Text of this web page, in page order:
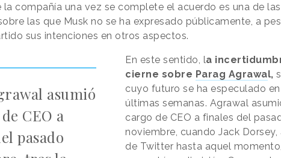
la compañía una vez se complete el acuerdo es una de las
las que Musk no se ha expresado públicamente, a
sus intenciones en otros aspectos.
asumió
CEO a
pasado
En este sentido, la
cierne sobre Parag Agrawal,
cuyo futuro se ha especulado
últimas semanas. Agrawal
cargo de CEO a finales del
noviembre, cuando Jack
de Twitter hasta aquel momento,